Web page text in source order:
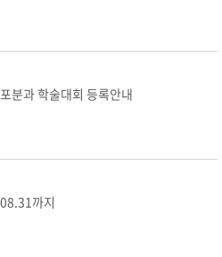
분과 학술대회 등록안내
까지